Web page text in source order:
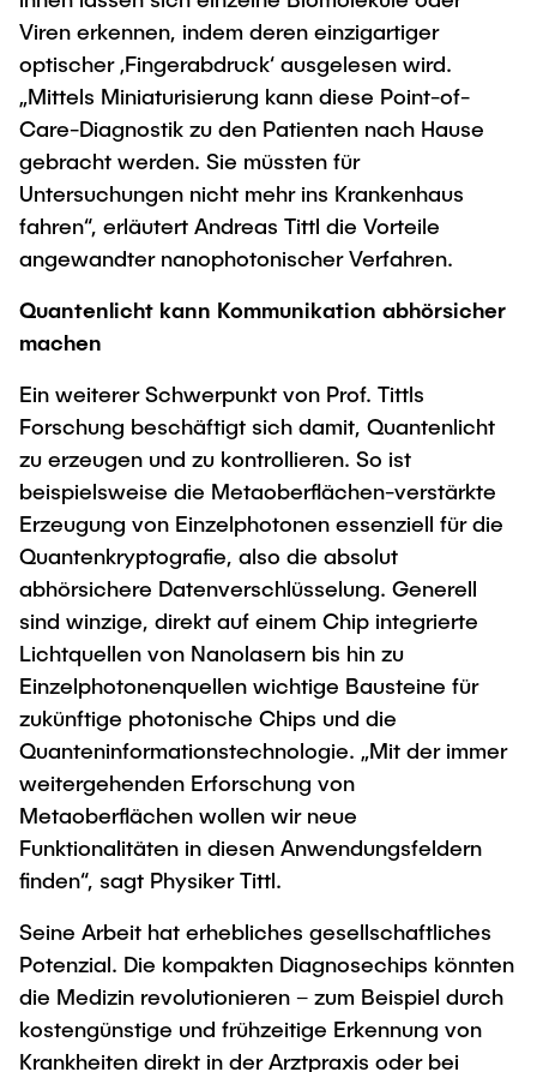
Viren erkennen, indem deren einzigartiger
optischer ‚Fingerabdruck‘ ausgelesen wird.
„Mittels Miniaturisierung kann diese Point-of-
Care-Diagnostik zu den Patienten nach Hause
gebracht werden. Sie müssten für
Untersuchungen nicht mehr ins Krankenhaus
fahren“, erläutert Andreas Tittl die Vorteile
angewandter nanophotonischer Verfahren.
Quantenlicht kann Kommunikation abhörsicher
machen
Ein weiterer Schwerpunkt von Prof. Tittls
Forschung beschäftigt sich damit, Quantenlicht
zu erzeugen und zu kontrollieren. So ist
beispielsweise die Metaoberflächen-verstärkte
Erzeugung von Einzelphotonen essenziell für die
Quantenkryptografie, also die absolut
abhörsichere Datenverschlüsselung. Generell
sind winzige, direkt auf einem Chip integrierte
Lichtquellen von Nanolasern bis hin zu
Einzelphotonenquellen wichtige Bausteine für
zukünftige photonische Chips und die
Quanteninformationstechnologie. „Mit der immer
weitergehenden Erforschung von
Metaoberflächen wollen wir neue
Funktionalitäten in diesen Anwendungsfeldern
finden“, sagt Physiker Tittl.
Seine Arbeit hat erhebliches gesellschaftliches
Potenzial. Die kompakten Diagnosechips könnten
die Medizin revolutionieren – zum Beispiel durch
kostengünstige und frühzeitige Erkennung von
Krankheiten direkt in der Arztpraxis oder bei